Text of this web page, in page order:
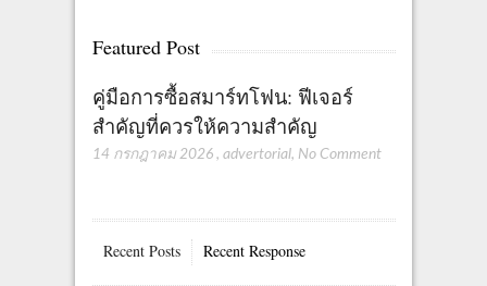
Featured Post
คู่มือการซื้อสมาร์ทโฟน: ฟีเจอร์
สำคัญที่ควรให้ความสำคัญ
14 กรกฎาคม 2026 , advertorial, No Comment
Recent Posts Recent Response